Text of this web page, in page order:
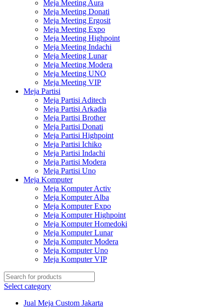
Meja Meeting Aura
Meja Meeting Donati
Meja Meeting Ergosit
Meja Meeting Expo
Meja Meeting Highpoint
Meja Meeting Indachi
Meja Meeting Lunar
Meja Meeting Modera
Meja Meeting UNO
Meja Meeting VIP
Meja Partisi
Meja Partisi Aditech
Meja Partisi Arkadia
Meja Partisi Brother
Meja Partisi Donati
Meja Partisi Highpoint
Meja Partisi Ichiko
Meja Partisi Indachi
Meja Partisi Modera
Meja Partisi Uno
Meja Komputer
Meja Komputer Activ
Meja Komputer Alba
Meja Komputer Expo
Meja Komputer Highpoint
Meja Komputer Homedoki
Meja Komputer Lunar
Meja Komputer Modera
Meja Komputer Uno
Meja Komputer VIP
Select category
Jual Meja Custom Jakarta